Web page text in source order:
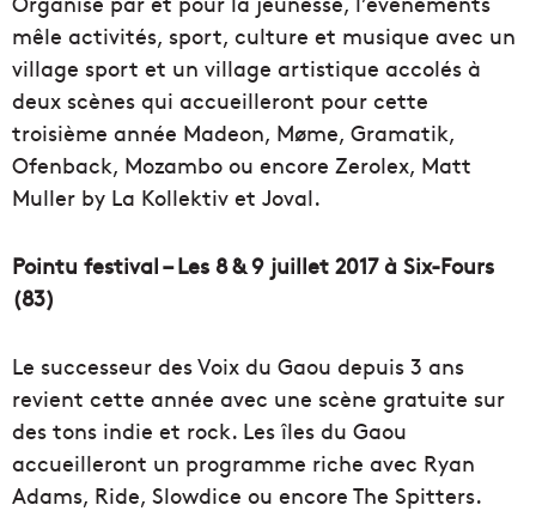
mêle activités, sport, culture et musique avec un
village sport et un village artistique accolés à
deux scènes qui accueilleront pour cette
troisième année Madeon, Møme, Gramatik,
Ofenback, Mozambo ou encore Zerolex, Matt
Muller by La Kollektiv et Joval.
Pointu festival – Les 8 & 9 juillet 2017 à Six-Fours
(83)
Le successeur des Voix du Gaou depuis 3 ans
revient cette année avec une scène gratuite sur
des tons indie et rock. Les îles du Gaou
accueilleront un programme riche avec Ryan
Adams, Ride, Slowdice ou encore The Spitters.